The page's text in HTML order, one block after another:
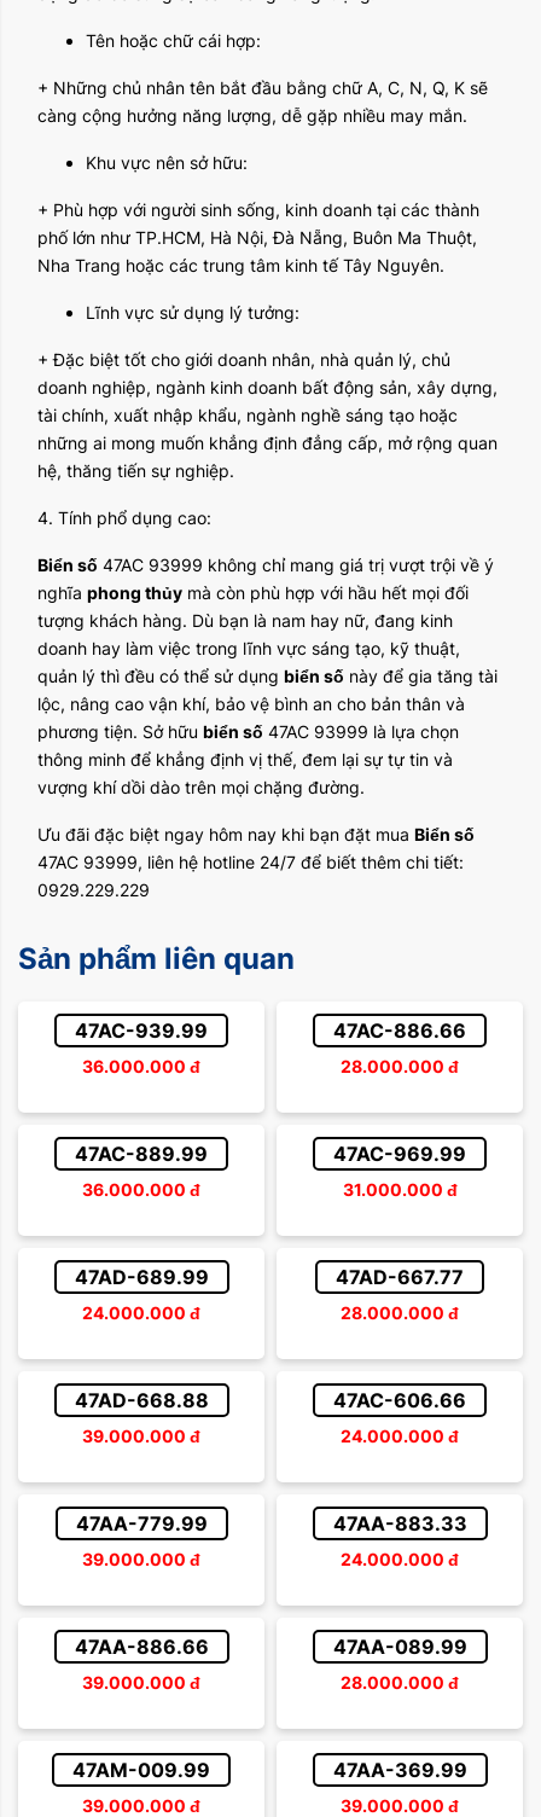
Tên hoặc chữ cái hợp:
+ Những chủ nhân tên bắt đầu bằng chữ A, C, N, Q, K sẽ
càng cộng hưởng năng lượng, dễ gặp nhiều may mắn.
Khu vực nên sở hữu:
+ Phù hợp với người sinh sống, kinh doanh tại các thành
phố lớn như TP.HCM, Hà Nội, Đà Nẵng, Buôn Ma Thuột,
Nha Trang hoặc các trung tâm kinh tế Tây Nguyên.
Lĩnh vực sử dụng lý tưởng:
+ Đặc biệt tốt cho giới doanh nhân, nhà quản lý, chủ
doanh nghiệp, ngành kinh doanh bất động sản, xây dựng,
tài chính, xuất nhập khẩu, ngành nghề sáng tạo hoặc
những ai mong muốn khẳng định đẳng cấp, mở rộng quan
hệ, thăng tiến sự nghiệp.
4. Tính phổ dụng cao:
Biển số 47AC 93999 không chỉ mang giá trị vượt trội về ý
nghĩa phong thủy mà còn phù hợp với hầu hết mọi đối
tượng khách hàng. Dù bạn là nam hay nữ, đang kinh
doanh hay làm việc trong lĩnh vực sáng tạo, kỹ thuật,
quản lý thì đều có thể sử dụng biển số này để gia tăng tài
lộc, nâng cao vận khí, bảo vệ bình an cho bản thân và
phương tiện. Sở hữu biển số 47AC 93999 là lựa chọn
thông minh để khẳng định vị thế, đem lại sự tự tin và
vượng khí dồi dào trên mọi chặng đường.
Ưu đãi đặc biệt ngay hôm nay khi bạn đặt mua Biển số
47AC 93999, liên hệ hotline 24/7 để biết thêm chi tiết:
0929.229.229
Sản phẩm liên quan
47AC-939.99
36.000.000 đ
47AC-886.66
28.000.000 đ
47AC-889.99
36.000.000 đ
47AC-969.99
31.000.000 đ
47AD-689.99
24.000.000 đ
47AD-667.77
28.000.000 đ
47AD-668.88
39.000.000 đ
47AC-606.66
24.000.000 đ
47AA-779.99
39.000.000 đ
47AA-883.33
24.000.000 đ
47AA-886.66
39.000.000 đ
47AA-089.99
28.000.000 đ
47AM-009.99
39.000.000 đ
47AA-369.99
39.000.000 đ